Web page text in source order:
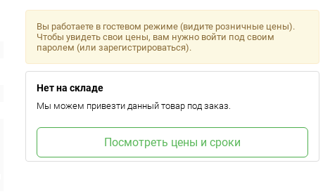
Вы работаете в гостевом режиме (видите розничные цены).
Чтобы увидеть свои цены, вам нужно войти под своим
паролем (или зарегистрироваться).
Нет на складе
Мы можем привезти данный товар под заказ.
Посмотреть цены и сроки